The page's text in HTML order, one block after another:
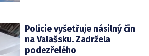
Policie vyšetřuje násilný čin
na Valašsku. Zadržela
podezřelého